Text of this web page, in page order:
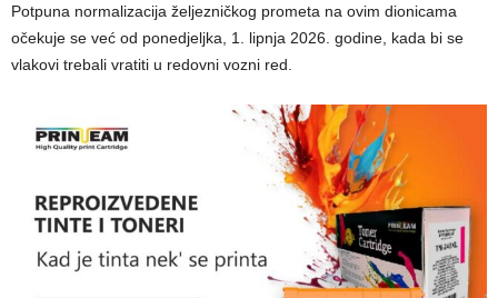
Potpuna normalizacija željezničkog prometa na ovim dionicama
očekuje se već od ponedjeljka, 1. lipnja 2026. godine, kada bi se
vlakovi trebali vratiti u redovni vozni red.